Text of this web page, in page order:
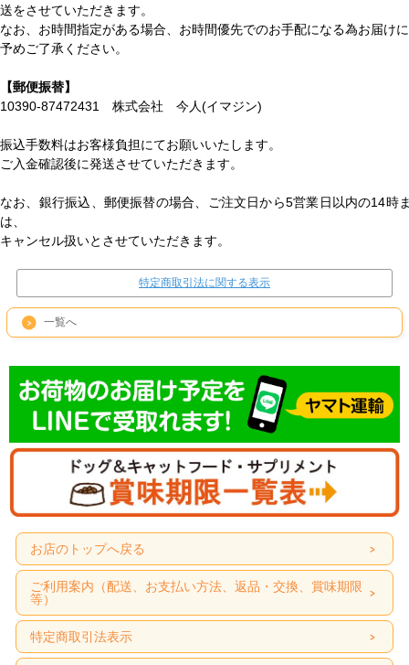
送をさせていただきます。
なお、お時間指定がある場合、お時間優先でのお手配になる為お届け
予めご了承ください。
【郵便振替】
10390-87472431 株式会社 今人(イマジン)
振込手数料はお客様負担にてお願いいたします。
ご入金確認後に発送させていただきます。
なお、銀行振込、郵便振替の場合、ご注文日から5営業日以内の14時
は、
キャンセル扱いとさせていただきます。
特定商取引法に関する表示
一覧へ
お店のトップへ戻る
ご利用案内（配送、お支払い方法、返品・交換、賞味期限
等）
特定商取引法表示